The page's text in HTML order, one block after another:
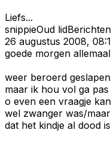
Liefs...
snippieOud lid
26 augustus 2008,
goede morgen
weer beroerd
maar ik hou vol ga
o even een vraagje
wel zwanger was/
dat het kindje al dood